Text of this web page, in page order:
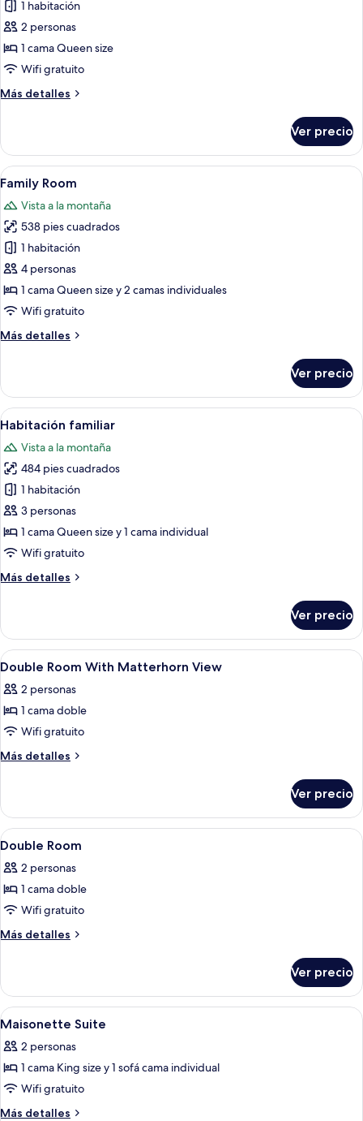
fotos
de
Habitación
doble
vista
montaña
1 habitación
2 personas
1 cama Queen size
Wifi gratuito
Más detalles
Más
doble
Deluxe,
vista
la
montaña
Ver precio
Abrir
todas
las
fotos
de
Family
Room
Una habitación de hotel moderna
6
Family Room
Vista a la montaña
538 pies cuadrados
1 habitación
4 personas
1 cama Queen size y 2 camas individuales
Wifi gratuito
Más detalles
Más
Room
Ver precio
Abrir
todas
las
fotos
de
Habitación
familiar
Un dormitorio moderno con una
8
Habitación familiar
Vista a la montaña
484 pies cuadrados
1 habitación
3 personas
1 cama Queen size y 1 cama individual
Wifi gratuito
Más detalles
Más
familiar
Ver precio
Abrir
todas
las
fotos
de
Double
Matterhorn
View
Ropa de cama hipoalergénica y
10
Double Room With Matterhorn View
2 personas
1 cama doble
Wifi gratuito
Más detalles
Más
Room
With
Matterhorn
Ver precio
Abrir
todas
las
fotos
de
Double
Ropa de cama hipoalergénica y
9
Double Room
2 personas
1 cama doble
Wifi gratuito
Más detalles
Más
Room
Ver precio
Abrir
todas
las
fotos
de
Maisonette
Ropa de cama hipoalergénica y
17
Maisonette Suite
2 personas
1 cama King size y 1 sofá cama individual
Wifi gratuito
Más detalles
Más